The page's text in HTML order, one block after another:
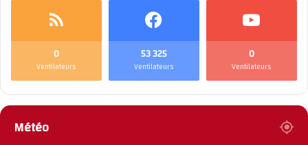
0
Ventilateurs
53 325
Ventilateurs
0
Ventilateurs
Météo